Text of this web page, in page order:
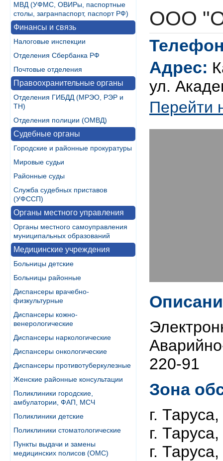
МВД (УФМС, ОВИРы, паспортные
столы, загранпаспорт, паспорт РФ)
Финансы и связь
Налоговые инспекции
Отделения Сбербанка РФ
Почтовые отделения
Правоохранительные органы
Отделения ГИБДД (МРЭО, РЭР и
ТН)
Отделения полиции (ОМВД)
Судебные органы
Городские и районные прокуратуры
Мировые судьи
Районные суды
Служба судебных приставов
(УФССП)
Органы местного управления
Органы местного самоуправления
муниципальных образований
Медицинские учреждения
Больницы детские
Больницы районные
Диспансеры врачебно-
физкультурные
Диспансеры кожно-
венерологические
Диспансеры наркологические
Диспансеры онкологические
Диспансеры противотуберкулезные
Женские районные консультации
Поликлиники городские,
амбулатории, ФАП, МСЧ
Поликлиники детские
Поликлиники стоматологические
Пункты выдачи и замены
медицинских полисов (ОМС)
ООО
Адрес:
ул.
Перейти
220-91
Зона
г.
г.
г.